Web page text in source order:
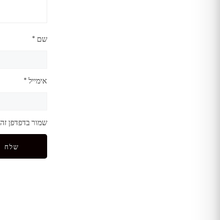
שם *
אימייל *
שמור בדפדפן